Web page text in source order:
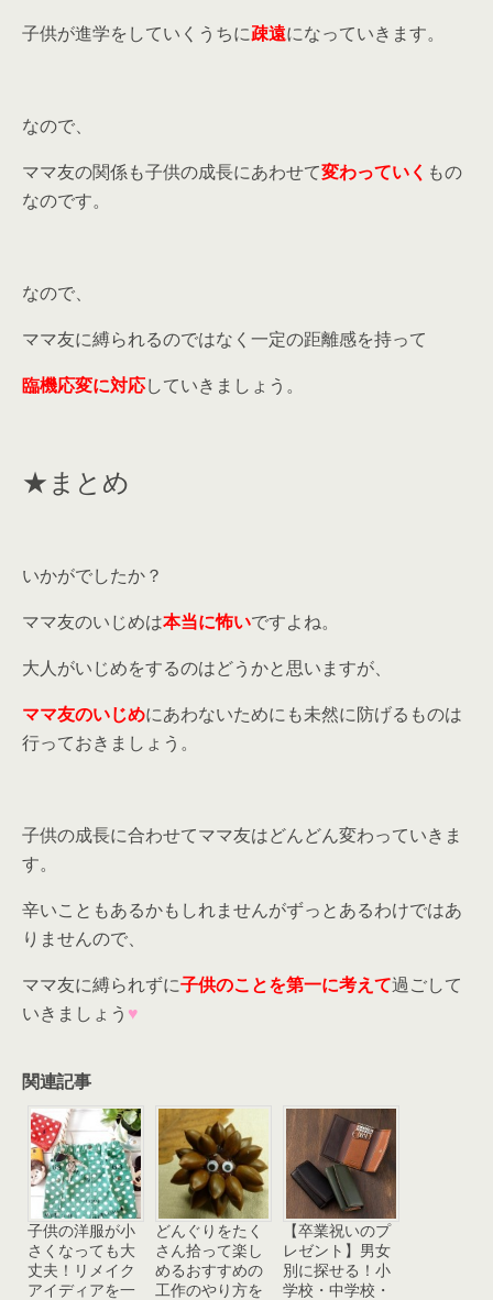
子供が進学をしていくうちに疎遠になっていきます。
なので、
ママ友の関係も子供の成長にあわせて変わっていく もの
なのです。
なので、
ママ友に縛られるのではなく一定の距離感を持って
臨機応変に対応していきましょう。
★まとめ
いかがでしたか？
ママ友のいじめは本当に怖いですよね。
大人がいじめをするのはどうかと思いますが、
ママ友のいじめにあわないためにも未然に防げるものは
行っておきましょう。
子供の成長に合わせてママ友はどんどん変わっていきま
す。
辛いこともあるかもしれませんがずっとあるわけではあ
りませんので、
ママ友に縛られずに子供のことを第一に考えて過ごして
いきましょう ♥
関連記事
子供の洋服が小
さくなっても大
丈夫！リメイク
アイディアを一
どんぐりをたく
さん拾って楽し
めるおすすめの
工作のやり方を
【卒業祝いのプ
レゼント】男女
別に探せる！小
学校・中学校・